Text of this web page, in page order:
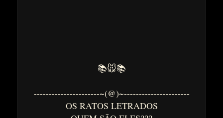
📚🐭📚
----------------------~(@)~----------------------
OS RATOS LETRADOS